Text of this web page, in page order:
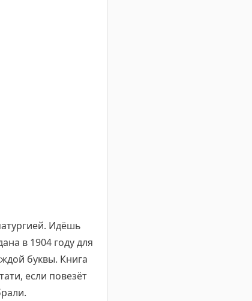
Идёшь
в 1904 году для
буквы. Книга
если повезёт